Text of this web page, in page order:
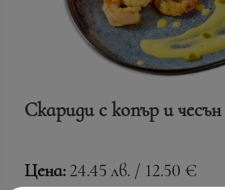
Скариди с копър и
Цена: 24.45 лв. / 12.50 €